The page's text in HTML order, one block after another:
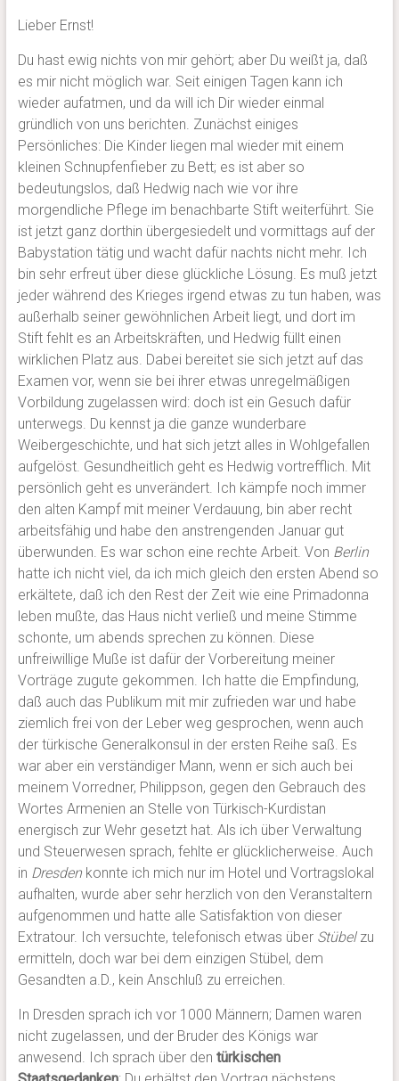
Lieber Ernst!
Du hast ewig nichts von mir gehört; aber Du weißt ja, daß
es mir nicht möglich war. Seit einigen Tagen kann ich
wieder aufatmen, und da will ich Dir wieder einmal
gründlich von uns berichten. Zunächst einiges
Persönliches: Die Kinder liegen mal wieder mit einem
kleinen Schnupfenfieber zu Bett; es ist aber so
bedeutungslos, daß Hedwig nach wie vor ihre
morgendliche Pflege im benachbarte Stift weiterführt. Sie
ist jetzt ganz dorthin übergesiedelt und vormittags auf der
Babystation tätig und wacht dafür nachts nicht mehr. Ich
bin sehr erfreut über diese glückliche Lösung. Es muß jetzt
jeder während des Krieges irgend etwas zu tun haben, was
außerhalb seiner gewöhnlichen Arbeit liegt, und dort im
Stift fehlt es an Arbeitskräften, und Hedwig füllt einen
wirklichen Platz aus. Dabei bereitet sie sich jetzt auf das
Examen vor, wenn sie bei ihrer etwas unregelmäßigen
Vorbildung zugelassen wird: doch ist ein Gesuch dafür
unterwegs. Du kennst ja die ganze wunderbare
Weibergeschichte, und hat sich jetzt alles in Wohlgefallen
aufgelöst. Gesundheitlich geht es Hedwig vortrefflich. Mit
persönlich geht es unverändert. Ich kämpfe noch immer
den alten Kampf mit meiner Verdauung, bin aber recht
arbeitsfähig und habe den anstrengenden Januar gut
überwunden. Es war schon eine rechte Arbeit. Von Berlin
hatte ich nicht viel, da ich mich gleich den ersten Abend so
erkältete, daß ich den Rest der Zeit wie eine Primadonna
leben mußte, das Haus nicht verließ und meine Stimme
schonte, um abends sprechen zu können. Diese
unfreiwillige Muße ist dafür der Vorbereitung meiner
Vorträge zugute gekommen. Ich hatte die Empfindung,
daß auch das Publikum mit mir zufrieden war und habe
ziemlich frei von der Leber weg gesprochen, wenn auch
der türkische Generalkonsul in der ersten Reihe saß. Es
war aber ein verständiger Mann, wenn er sich auch bei
meinem Vorredner, Philippson, gegen den Gebrauch des
Wortes Armenien an Stelle von Türkisch-Kurdistan
energisch zur Wehr gesetzt hat. Als ich über Verwaltung
und Steuerwesen sprach, fehlte er glücklicherweise. Auch
in Dresdenkonnte ich mich nur im Hotel und Vortragslokal
aufhalten, wurde aber sehr herzlich von den Veranstaltern
aufgenommen und hatte alle Satisfaktion von dieser
Extratour. Ich versuchte, telefonisch etwas über Stübelzu
ermitteln, doch war bei dem einzigen Stübel, dem
Gesandten a.D., kein Anschluß zu erreichen.
In Dresden sprach ich vor 1000 Männern; Damen waren
nicht zugelassen, und der Bruder des Königs war
anwesend. Ich sprach über den türkischen